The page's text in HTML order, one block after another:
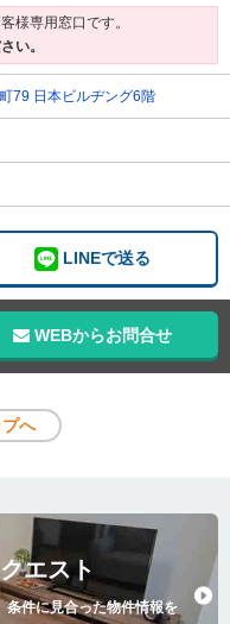
様専用窓口です。
い。
79 日本ビルヂング6階
LINEで送る
WEBからお問合せ
へ
エスト
条件に見合った物件情報を